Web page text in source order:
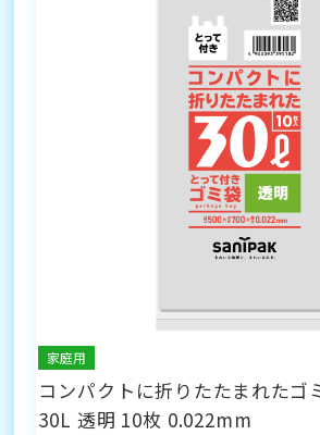
家庭用
コンパクトに折りたたまれたゴ
30L 透明 10枚 0.022mm